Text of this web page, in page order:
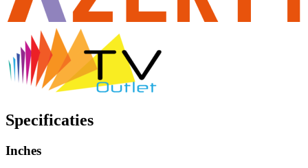
Specificaties
Inches